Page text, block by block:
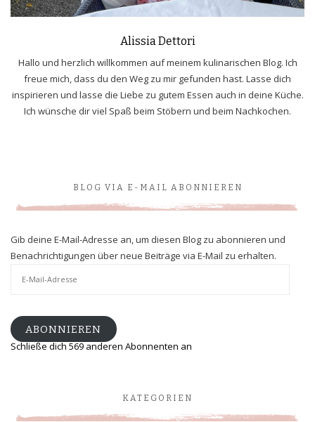
Alissia Dettori
Hallo und herzlich willkommen auf meinem kulinarischen Blog. Ich
freue mich, dass du den Weg zu mir gefunden hast. Lasse dich
inspirieren und lasse die Liebe zu gutem Essen auch in deine Küche.
Ich wünsche dir viel Spaß beim Stöbern und beim Nachkochen.
BLOG VIA E-MAIL ABONNIEREN
Gib deine E-Mail-Adresse an, um diesen Blog zu abonnieren und
Benachrichtigungen über neue Beiträge via E-Mail zu erhalten.
ABONNIEREN
Schließe dich 569 anderen Abonnenten an
KATEGORIEN